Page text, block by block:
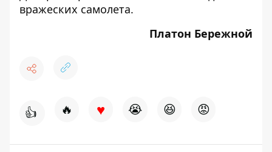
вражеских самолета.
Платон Бережной
👍 🔥 ♥ 😭 😆 😡